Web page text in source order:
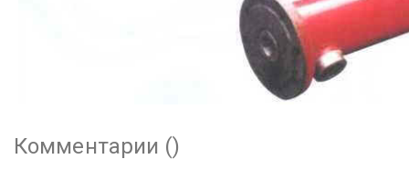
Комментарии ()